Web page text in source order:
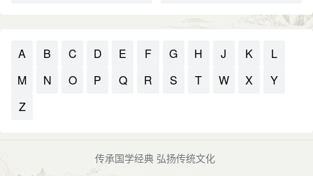
A B C D E F G H J K
L
M
N O P Q R S T W X
Y
Z
传承国学经典 弘扬传统文化